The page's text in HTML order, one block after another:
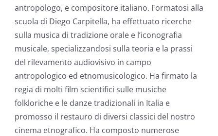
antropologo, e compositore italiano. Formatosi alla
scuola di Diego Carpitella, ha effettuato ricerche
sulla musica di tradizione orale e l’iconografia
musicale, specializzandosi sulla teoria e la prassi
del rilevamento audiovisivo in campo
antropologico ed etnomusicologico. Ha firmato la
regia di molti film scientifici sulle musiche
folkloriche e le danze tradizionali in Italia e
promosso il restauro di diversi classici del nostro
cinema etnografico. Ha composto numerose